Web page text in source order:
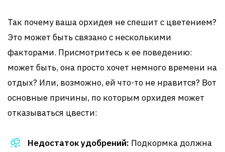
Так почему ваша орхидея не спешит с цветением?
Это может быть связано с несколькими
факторами. Присмотритесь к ее поведению:
может быть, она просто хочет немного времени на
отдых? Или, возможно, ей что-то не нравится? Вот
основные причины, по которым орхидея может
отказываться цвести:
Недостаток удобрений: Подкормка должна